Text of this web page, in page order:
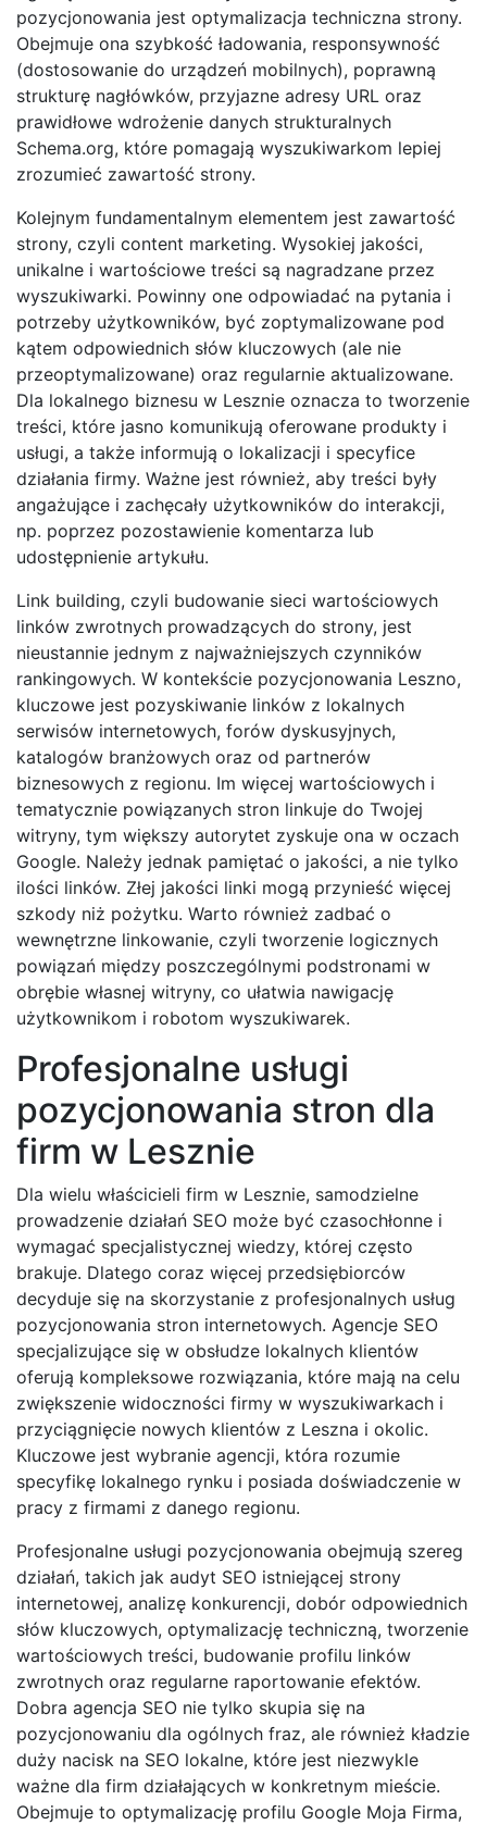
pozycjonowania jest optymalizacja techniczna strony.
Obejmuje ona szybkość ładowania, responsywność
(dostosowanie do urządzeń mobilnych), poprawną
strukturę nagłówków, przyjazne adresy URL oraz
prawidłowe wdrożenie danych strukturalnych
Schema.org, które pomagają wyszukiwarkom lepiej
zrozumieć zawartość strony.
Kolejnym fundamentalnym elementem jest zawartość
strony, czyli content marketing. Wysokiej jakości,
unikalne i wartościowe treści są nagradzane przez
wyszukiwarki. Powinny one odpowiadać na pytania i
potrzeby użytkowników, być zoptymalizowane pod
kątem odpowiednich słów kluczowych (ale nie
przeoptymalizowane) oraz regularnie aktualizowane.
Dla lokalnego biznesu w Lesznie oznacza to tworzenie
treści, które jasno komunikują oferowane produkty i
usługi, a także informują o lokalizacji i specyfice
działania firmy. Ważne jest również, aby treści były
angażujące i zachęcały użytkowników do interakcji,
np. poprzez pozostawienie komentarza lub
udostępnienie artykułu.
Link building, czyli budowanie sieci wartościowych
linków zwrotnych prowadzących do strony, jest
nieustannie jednym z najważniejszych czynników
rankingowych. W kontekście pozycjonowania Leszno,
kluczowe jest pozyskiwanie linków z lokalnych
serwisów internetowych, forów dyskusyjnych,
katalogów branżowych oraz od partnerów
biznesowych z regionu. Im więcej wartościowych i
tematycznie powiązanych stron linkuje do Twojej
witryny, tym większy autorytet zyskuje ona w oczach
Google. Należy jednak pamiętać o jakości, a nie tylko
ilości linków. Złej jakości linki mogą przynieść więcej
szkody niż pożytku. Warto również zadbać o
wewnętrzne linkowanie, czyli tworzenie logicznych
powiązań między poszczególnymi podstronami w
obrębie własnej witryny, co ułatwia nawigację
użytkownikom i robotom wyszukiwarek.
Profesjonalne usługi
pozycjonowania stron dla
firm w Lesznie
Dla wielu właścicieli firm w Lesznie, samodzielne
prowadzenie działań SEO może być czasochłonne i
wymagać specjalistycznej wiedzy, której często
brakuje. Dlatego coraz więcej przedsiębiorców
decyduje się na skorzystanie z profesjonalnych usług
pozycjonowania stron internetowych. Agencje SEO
specjalizujące się w obsłudze lokalnych klientów
oferują kompleksowe rozwiązania, które mają na celu
zwiększenie widoczności firmy w wyszukiwarkach i
przyciągnięcie nowych klientów z Leszna i okolic.
Kluczowe jest wybranie agencji, która rozumie
specyfikę lokalnego rynku i posiada doświadczenie w
pracy z firmami z danego regionu.
Profesjonalne usługi pozycjonowania obejmują szereg
działań, takich jak audyt SEO istniejącej strony
internetowej, analizę konkurencji, dobór odpowiednich
słów kluczowych, optymalizację techniczną, tworzenie
wartościowych treści, budowanie profilu linków
zwrotnych oraz regularne raportowanie efektów.
Dobra agencja SEO nie tylko skupia się na
pozycjonowaniu dla ogólnych fraz, ale również kładzie
duży nacisk na SEO lokalne, które jest niezwykle
ważne dla firm działających w konkretnym mieście.
Obejmuje to optymalizację profilu Google Moja Firma,